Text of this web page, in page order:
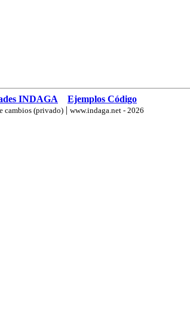
INDAGA Ejemplos Código
cambios (privado) | www.indaga.net - 2026